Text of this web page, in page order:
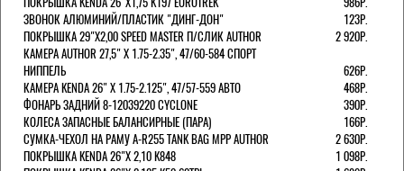
ЗВОНОК АЛЮМИНИЙ/ПЛАСТИК "ДИНГ-ДОН"
123Р.
ПОКРЫШКА 29"Х2,00 SPEED MASTER П/СЛИК AUTHOR
2 920Р.
КАМЕРА AUTHOR 27,5" Х 1.75-2.35", 47/60-584 СПОРТ
НИППЕЛЬ
626Р.
КАМЕРА KENDA 26" Х 1.75-2.125", 47/57-559 АВТО
468Р.
ФОНАРЬ ЗАДНИЙ 8-12039220 CYCLONE
390Р.
КОЛЕСА ЗАПАСНЫЕ БАЛАНСИРНЫЕ (ПАРА)
166Р.
CУМКА-ЧЕХОЛ НА РАМУ A-R255 TANK BAG MPP AUTHOR
2 630Р.
ПОКРЫШКА KENDA 26"Х 2,10 K848
1 098Р.